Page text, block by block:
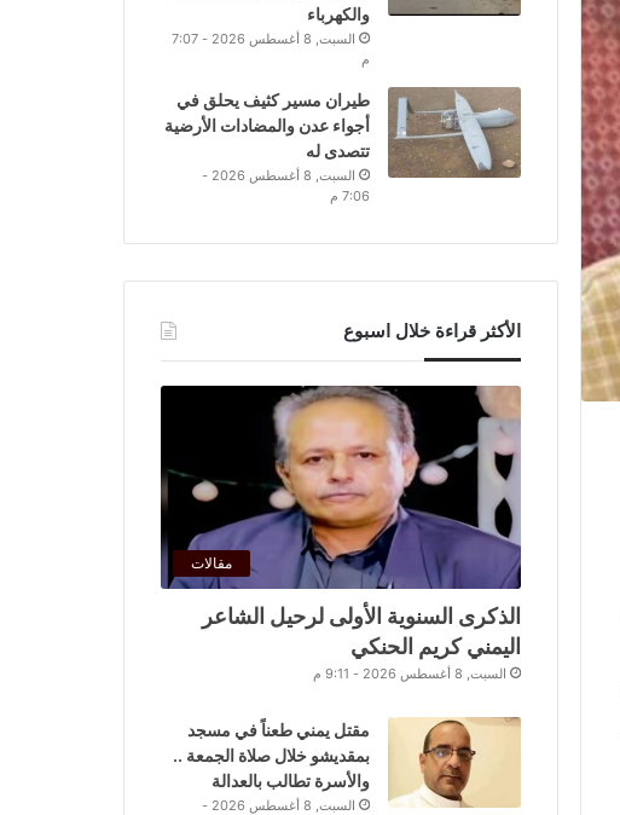
والكهرباء
السبت, 8 أغسطس 2026 - 7:07
م
طيران مسير كثيف يحلق في
أجواء عدن والمضادات الأرضية
تتصدى له
السبت, 8 أغسطس 2026 -
7:06 م
الأكثر قراءة خلال اسبوع
مقالات
الذكرى السنوية الأولى لرحيل الشاعر
اليمني كريم الحنكي
السبت, 8 أغسطس 2026 - 9:11 م
مقتل يمني طعناً في مسجد
بمقديشو خلال صلاة الجمعة ..
والأسرة تطالب بالعدالة
السبت, 8 أغسطس 2026 -